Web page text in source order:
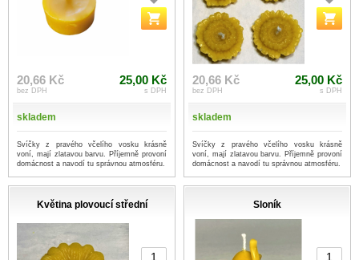
20,66 Kč
bez DPH
25,00 Kč
s DPH
skladem
Svíčky z pravého včelího vosku krásně
voní, mají zlatavou barvu. Příjemně provoní
domácnost a navodí tu správnou atmosféru.
20,66 Kč
bez DPH
25,00 Kč
s DPH
skladem
Svíčky z pravého včelího vosku krásně
voní, mají zlatavou barvu. Příjemně provoní
domácnost a navodí tu správnou atmosféru.
Květina plovoucí střední Sloník